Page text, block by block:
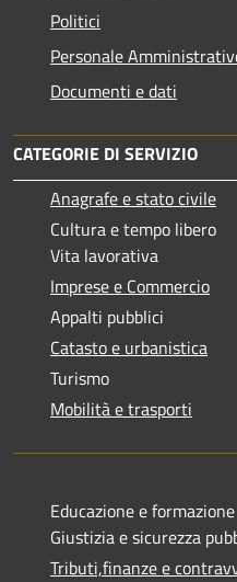
Politici
Personale
Documenti e dati
CATEGORIE DI SERVIZIO
Anagrafe e stato civile
Cultura e tempo libero
Vita lavorativa
Imprese e Commercio
Appalti pubblici
Catasto e urbanistica
Turismo
Mobilità e trasporti
Educazione e formazione
Giustizia e sicurezza
Tributi,finanze e